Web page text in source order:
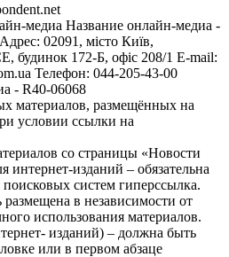
медиа Название онлайн-медиа -
02091, місто Київ,
172-Б, офіс 208/1 E-mail:
Телефон: 044-205-43-00
- R40-06068
материалов, размещённых на
условии ссылки на
со страницы «Новости
изданий – обязательна
систем гиперссылка.
в независимости от
использования материалов.
изданий) – должна быть
или в первом абзаце